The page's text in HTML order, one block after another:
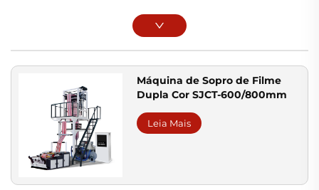
Máquina de Sopro de Filme
Dupla Cor SJCT-600/800mm
Leia Mais